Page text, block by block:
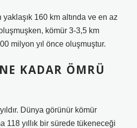
160 km altında ve en az
kömür 3-3,5 km
milyon yıl önce oluşmuştur.
KADAR ÖMRÜ
Dünya görünür kömür
118 yıllık bir sürede tükeneceği